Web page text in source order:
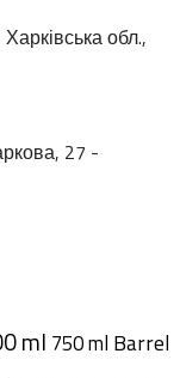
обл.,
27 -
ml 750 ml Barrel